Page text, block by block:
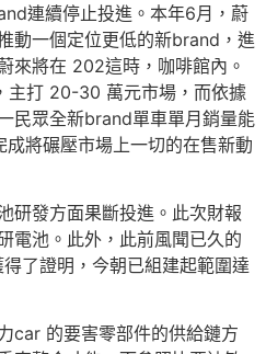
連續停止投進。本年6月，蔚
動一個定位更低的新brand，進
來將在 202這時，咖啡館內。
主打 20-30 萬元市場，而依據
民眾全新brand單車單月銷量能
將碾壓市場上一切的在售新動
研發方面果斷投進。此次財報
電池。此外，此前風聞已久的
了證明，今朝已組建起範圍達
car 的要害零部件的供給鏈方